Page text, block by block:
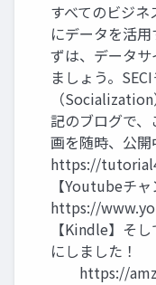
すべてのビジ
にデータを活
ずは、データ
ましょう。
（
記のブログで
画を随時、公開
https://
【Youtubeチャ
https://
【Kindle】そ
にしました
https://